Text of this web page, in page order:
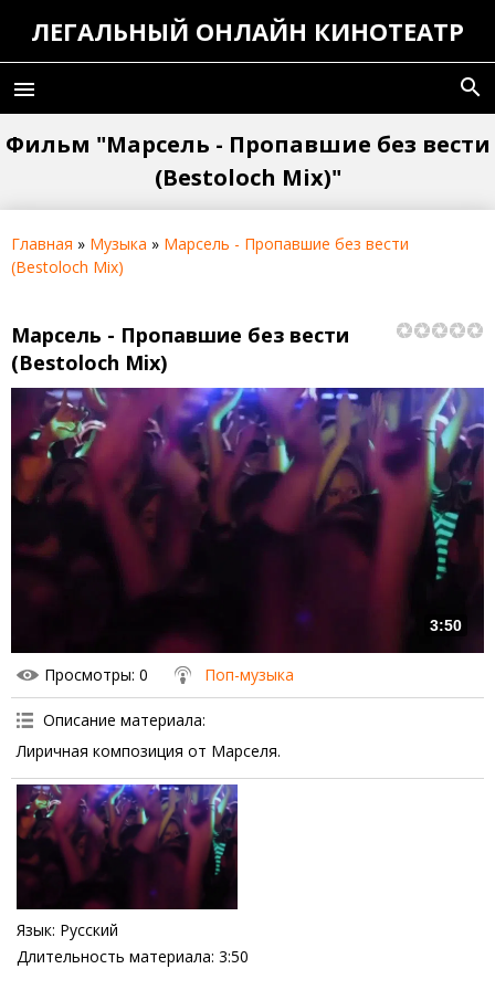
ЛЕГАЛЬНЫЙ ОНЛАЙН КИНОТЕАТР
menu search
Фильм "Марсель - Пропавшие без вести
(Bestoloch Mix)"
Главная » Музыка » Марсель - Пропавшие без вести
(Bestoloch Mix)
Марсель - Пропавшие без вести
(Bestoloch Mix)
3:50
Просмотры: 0 Поп-музыка
Описание материала:
Лиричная композиция от Марселя.
Язык: Русский
Длительность материала: 3:50